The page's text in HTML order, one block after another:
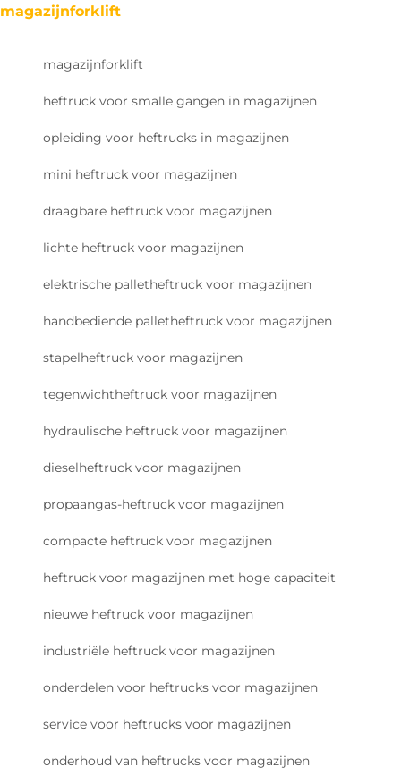
magazijnforklift
magazijnforklift
heftruck voor smalle gangen in magazijnen
opleiding voor heftrucks in magazijnen
mini heftruck voor magazijnen
draagbare heftruck voor magazijnen
lichte heftruck voor magazijnen
elektrische palletheftruck voor magazijnen
handbediende palletheftruck voor magazijnen
stapelheftruck voor magazijnen
tegenwichtheftruck voor magazijnen
hydraulische heftruck voor magazijnen
dieselheftruck voor magazijnen
propaangas-heftruck voor magazijnen
compacte heftruck voor magazijnen
heftruck voor magazijnen met hoge capaciteit
nieuwe heftruck voor magazijnen
industriële heftruck voor magazijnen
onderdelen voor heftrucks voor magazijnen
service voor heftrucks voor magazijnen
onderhoud van heftrucks voor magazijnen